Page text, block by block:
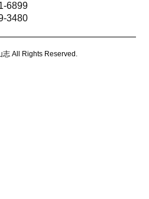
6899
3480
All Rights Reserved.